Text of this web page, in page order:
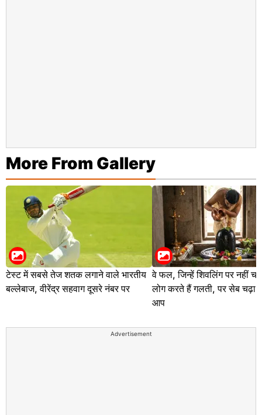
More From Gallery
टेस्ट में सबसे तेज शतक लगाने वाले भारतीय
बल्लेबाज, वीरेंद्र सहवाग दूसरे नंबर पर
वे फल, जिन्हें शिवलिंग पर नहीं
लोग करते हैं गलती, पर सेब चढ़ा
आप
Advertisement